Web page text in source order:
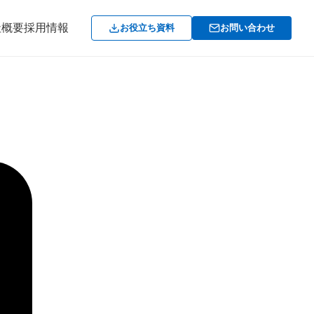
要採用情報 お役立ち資料 お問い合わせ